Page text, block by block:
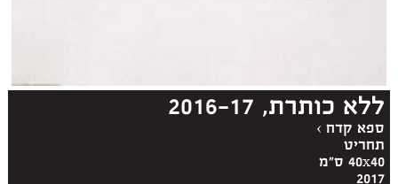
ללא כותרת, 2016-17
ספא קדח›
תחריט
40x40 ס"מ
2017